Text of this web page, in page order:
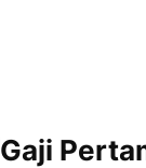
Gaji